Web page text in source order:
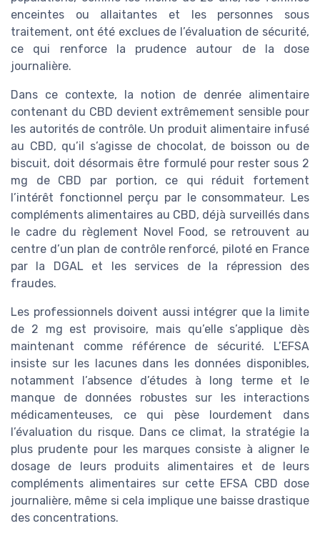
enceintes ou allaitantes et les personnes sous
traitement, ont été exclues de l’évaluation de sécurité,
ce qui renforce la prudence autour de la dose
journalière.
Dans ce contexte, la notion de denrée alimentaire
contenant du CBD devient extrêmement sensible pour
les autorités de contrôle. Un produit alimentaire infusé
au CBD, qu’il s’agisse de chocolat, de boisson ou de
biscuit, doit désormais être formulé pour rester sous 2
mg de CBD par portion, ce qui réduit fortement
l’intérêt fonctionnel perçu par le consommateur. Les
compléments alimentaires au CBD, déjà surveillés dans
le cadre du règlement Novel Food, se retrouvent au
centre d’un plan de contrôle renforcé, piloté en France
par la DGAL et les services de la répression des
fraudes.
Les professionnels doivent aussi intégrer que la limite
de 2 mg est provisoire, mais qu’elle s’applique dès
maintenant comme référence de sécurité. L’EFSA
insiste sur les lacunes dans les données disponibles,
notamment l’absence d’études à long terme et le
manque de données robustes sur les interactions
médicamenteuses, ce qui pèse lourdement dans
l’évaluation du risque. Dans ce climat, la stratégie la
plus prudente pour les marques consiste à aligner le
dosage de leurs produits alimentaires et de leurs
compléments alimentaires sur cette EFSA CBD dose
journalière, même si cela implique une baisse drastique
des concentrations.